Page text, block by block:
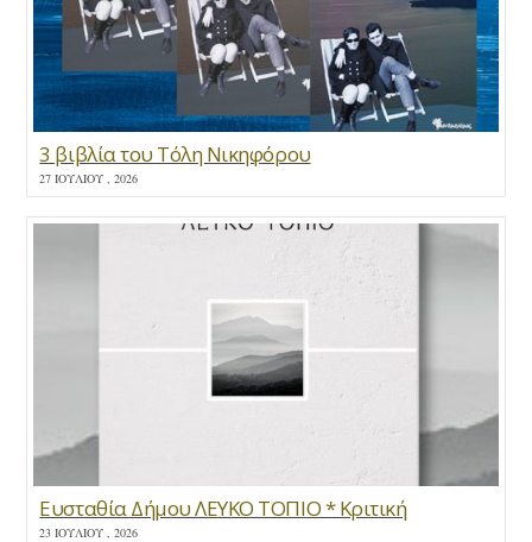
3 βιβλία του Τόλη Νικηφόρου
27 ΙΟΥΛΊΟΥ , 2026
Ευσταθία Δήμου ΛΕΥΚΟ ΤΟΠΙΟ * Κριτική
23 ΙΟΥΛΊΟΥ , 2026